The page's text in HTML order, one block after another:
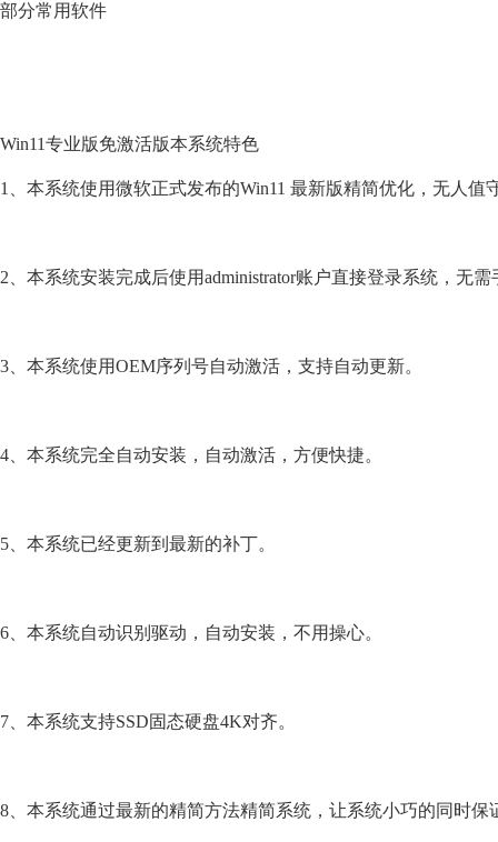
部分常用软件
Win11专业版免激活版本系统特色
1、本系统使用微软正式发布的Win11 最新版精简优化，无人值
2、本系统安装完成后使用administrator账户直接登录系统，无
3、本系统使用OEM序列号自动激活，支持自动更新。
4、本系统完全自动安装，自动激活，方便快捷。
5、本系统已经更新到最新的补丁。
6、本系统自动识别驱动，自动安装，不用操心。
7、本系统支持SSD固态硬盘4K对齐。
8、本系统通过最新的精简方法精简系统，让系统小巧的同时保